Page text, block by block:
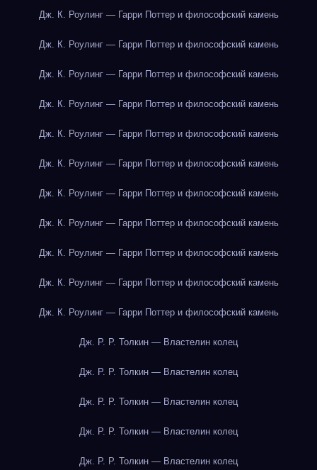
Дж. К. Роулинг — Гарри Поттер и философский камень
Дж. К. Роулинг — Гарри Поттер и философский камень
Дж. К. Роулинг — Гарри Поттер и философский камень
Дж. К. Роулинг — Гарри Поттер и философский камень
Дж. К. Роулинг — Гарри Поттер и философский камень
Дж. К. Роулинг — Гарри Поттер и философский камень
Дж. К. Роулинг — Гарри Поттер и философский камень
Дж. К. Роулинг — Гарри Поттер и философский камень
Дж. К. Роулинг — Гарри Поттер и философский камень
Дж. К. Роулинг — Гарри Поттер и философский камень
Дж. К. Роулинг — Гарри Поттер и философский камень
Дж. Р. Р. Толкин — Властелин колец
Дж. Р. Р. Толкин — Властелин колец
Дж. Р. Р. Толкин — Властелин колец
Дж. Р. Р. Толкин — Властелин колец
Дж. Р. Р. Толкин — Властелин колец